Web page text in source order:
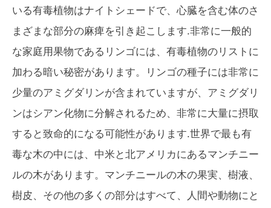
いる有毒植物はナイトシェードで、心臓を含む体のさ
まざまな部分の麻痺を引き起こします.非常に一般的
な家庭用果物であるリンゴには、有毒植物のリストに
加わる暗い秘密があります。リンゴの種子には非常に
少量のアミグダリンが含まれていますが、アミグダリ
ンはシアン化物に分解されるため、非常に大量に摂取
すると致命的になる可能性があります.世界で最も有
毒な木の中には、中米と北アメリカにあるマンチニー
ルの木があります。マンチニールの木の果実、樹液、
樹皮、その他の多くの部分はすべて、人間や動物にと